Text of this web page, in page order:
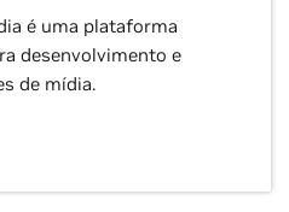
é uma plataforma
desenvolvimento e
de mídia.